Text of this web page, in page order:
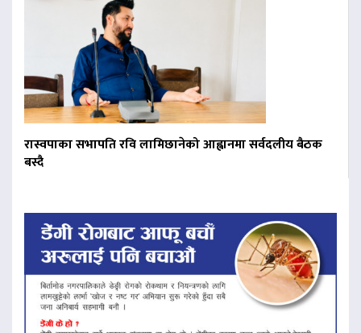
रास्वपाका सभापति रवि लामिछानेको आह्वानमा सर्वदलीय बैठक
बस्दै